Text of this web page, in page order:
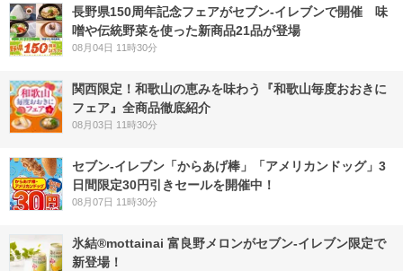
長野県150周年記念フェアがセブン-イレブンで開催 味
噌や伝統野菜を使った新商品21品が登場
08月04日 11時30分
関西限定！和歌山の恵みを味わう『和歌山毎度おおきに
フェア』全商品徹底紹介
08月03日 11時30分
セブン‐イレブン「からあげ棒」「アメリカンドッグ」3
日間限定30円引きセールを開催中！
08月07日 11時30分
氷結®mottainai 富良野メロンがセブン‐イレブン限定で
新登場！